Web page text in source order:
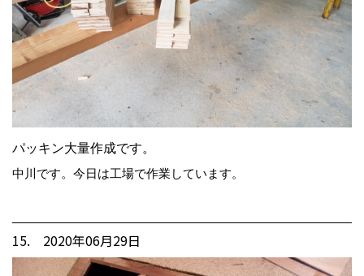
パッキン大量作成です。
中川です。今日は工場で作業しています。
15. 2020年06月29日